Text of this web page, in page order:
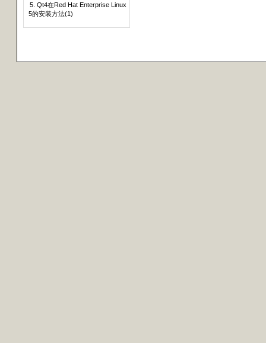
5. Qt4在Red Hat Enterprise Linux
5的安装方法(1)